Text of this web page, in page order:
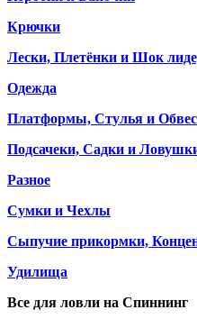
Крючки
Лески, Плетёнки и Шок
Одежда
Платформы, Стулья и
Подсачеки, Садки и
Разное
Сумки и Чехлы
Сыпучие прикормки,
Удилища
Все для ловли на Спиннинг